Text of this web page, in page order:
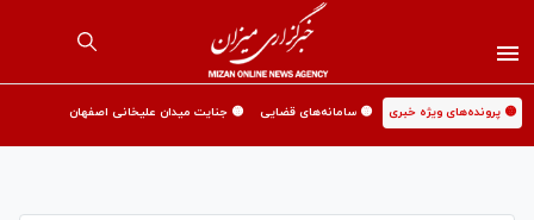
🟡 پرونده‌های ویژه خبری 🟡 سامانه‌های قضایی 🟡 جنایت میدان علیخانی اصفهان